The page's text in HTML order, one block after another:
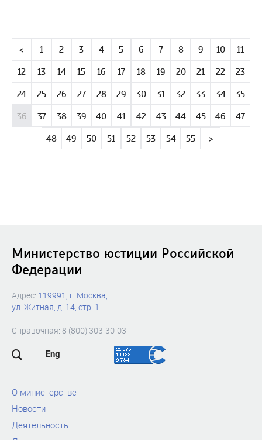
< 1 2 3 4 5 6 7 8 9 10 11
12 13 14 15 16 17 18 19 20 21 22 23
24 25 26 27 28 29 30 31 32 33 34 35
36 37 38 39 40 41 42 43 44 45 46 47
48 49 50 51 52 53 54 55 >
Министерство юстиции Российской
Федерации
Адрес: 119991, г. Москва,
ул. Житная, д. 14, стр. 1
Справочная: 8 (800) 303-30-03
Eng
О министерстве
Новости
Деятельность